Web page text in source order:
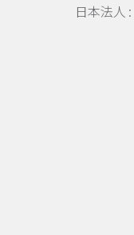
日本法人 :